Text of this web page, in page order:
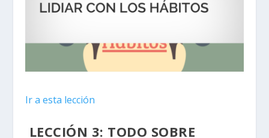
Ir a esta lección
LECCIÓN 3: TODO SOBRE